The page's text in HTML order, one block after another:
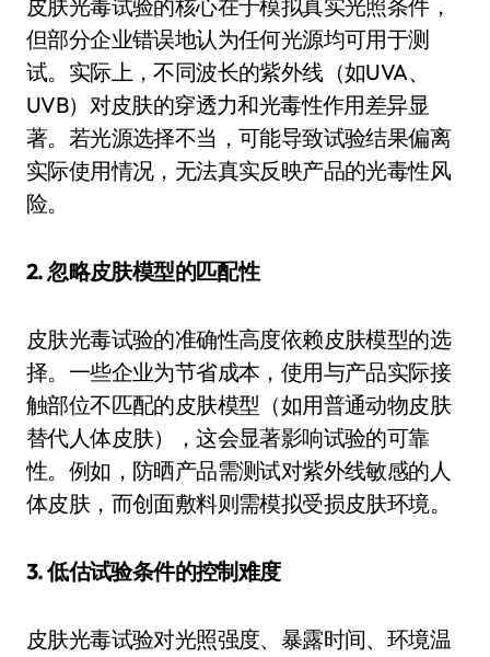
皮肤光毒试验的核心在于模拟真实光照条件，
但部分企业错误地认为任何光源均可用于测
试。实际上，不同波长的紫外线（如UVA、
UVB）对皮肤的穿透力和光毒性作用差异显
著。若光源选择不当，可能导致试验结果偏离
实际使用情况，无法真实反映产品的光毒性风
险。
2. 忽略皮肤模型的匹配性
皮肤光毒试验的准确性高度依赖皮肤模型的选
择。一些企业为节省成本，使用与产品实际接
触部位不匹配的皮肤模型（如用普通动物皮肤
替代人体皮肤），这会显著影响试验的可靠
性。例如，防晒产品需测试对紫外线敏感的人
体皮肤，而创面敷料则需模拟受损皮肤环境。
3. 低估试验条件的控制难度
皮肤光毒试验对光照强度、暴露时间、环境温